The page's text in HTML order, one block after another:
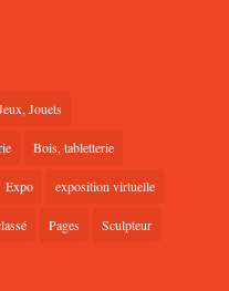
Jouets
Bois, tabletterie
Expo exposition virtuelle
Pages Sculpteur